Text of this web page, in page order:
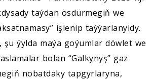
taýdan ösdürmegiň we
işlenip taýýarlanyldy.
şu ýylda maýa goýumlar döwlet we
bolan “Galkynyş” gaz
nobatdaky tapgyrlaryna,